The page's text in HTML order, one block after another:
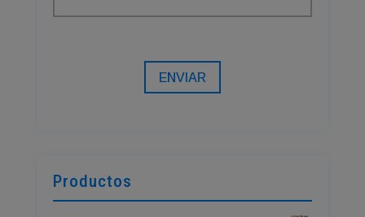
ENVIAR
Productos